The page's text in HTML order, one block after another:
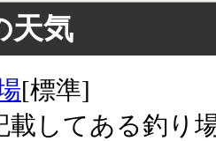
天気
[標準]
載してある釣り